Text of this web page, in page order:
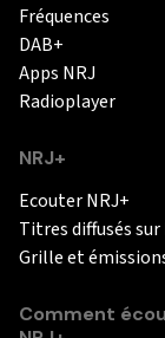
Fréquences
DAB+
Apps NRJ
Radioplayer
NRJ+
Ecouter NRJ+
Titres diffusés sur
Grille et
Comment